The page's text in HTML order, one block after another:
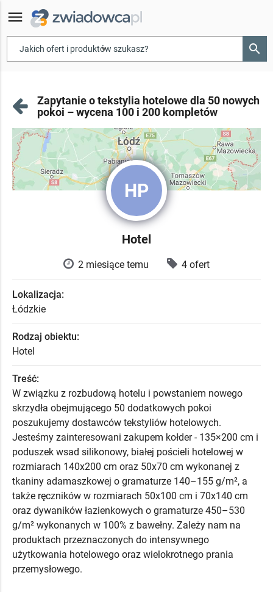
menu
▾ search
Zapytanie o tekstylia hotelowe dla 50 nowych
pokoi – wycena 100 i 200 kompletów
HP
Hotel
2 miesiące temu 4 ofert
Lokalizacja:
Łódzkie
Rodzaj obiektu:
Hotel
Treść:
W związku z rozbudową hotelu i powstaniem nowego
skrzydła obejmującego 50 dodatkowych pokoi
poszukujemy dostawców tekstyliów hotelowych.
Jesteśmy zainteresowani zakupem kołder - 135×200 cm i
poduszek wsad silikonowy, białej pościeli hotelowej w
rozmiarach 140x200 cm oraz 50x70 cm wykonanej z
tkaniny adamaszkowej o gramaturze 140–155 g/m², a
także ręczników w rozmiarach 50x100 cm i 70x140 cm
oraz dywaników łazienkowych o gramaturze 450–530
g/m² wykonanych w 100% z bawełny. Zależy nam na
produktach przeznaczonych do intensywnego
użytkowania hotelowego oraz wielokrotnego prania
przemysłowego.